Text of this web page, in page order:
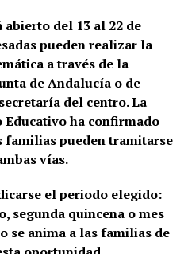
del 13 al 22 de
pueden realizar la
a través de la
de Andalucía o de
del centro. La
ha confirmado
familias pueden tramitarse
vías.
el periodo elegido:
segunda quincena o mes
se anima a las familias de